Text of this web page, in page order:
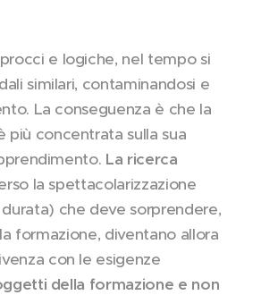
e logiche, nel tempo si
similari, contaminandosi e
La conseguenza è che la
concentrata sulla sua
La ricerca
la spettacolarizzazione
che deve sorprendere,
formazione, diventano allora
con le esigenze
della formazione e non